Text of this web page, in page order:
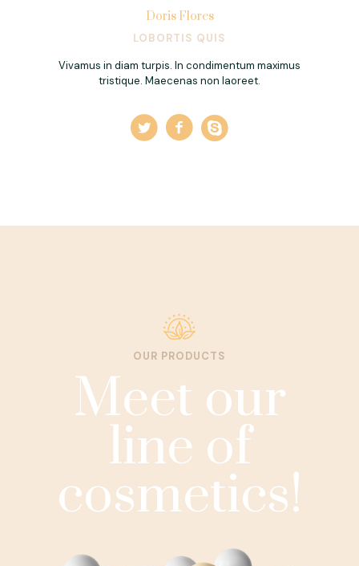
Doris Flores
LOBORTIS QUIS
Vivamus in diam turpis. In condimentum maximus
tristique. Maecenas non laoreet.
OUR PRODUCTS
Meet our
line of
cosmetics!